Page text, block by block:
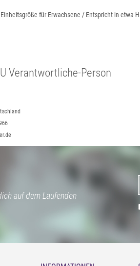
für Erwachsene / Entspricht in etwa
Verantwortliche-Person
auf dem Laufenden